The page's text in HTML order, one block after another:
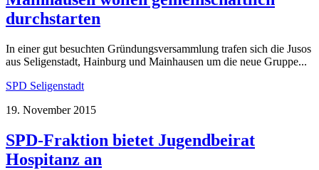
durchstarten
In einer gut besuchten Gründungsversammlung trafen sich die Jusos
aus Seligenstadt, Hainburg und Mainhausen um die neue Gruppe...
SPD Seligenstadt
19. November 2015
SPD-Fraktion bietet Jugendbeirat
Hospitanz an